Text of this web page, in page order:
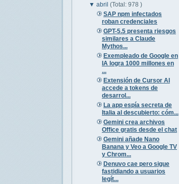
▼abril(Total: 978 )
SAP npm infectados
roban credenciales
GPT-5.5 presenta riesgos
similares a Claude
Mythos...
Exempleado de Google en
IA logra 1000 millones en
...
Extensión de Cursor AI
accede a tokens de
desarrol...
La app espía secreta de
Italia al descubierto: cóm...
Gemini crea archivos
Office gratis desde el chat
Gemini añade Nano
Banana y Veo a Google TV
y Chrom...
Denuvo cae pero sigue
fastidiando a usuarios
legít...